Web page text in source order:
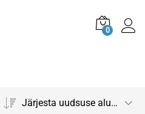
0
Järjesta uudsuse alusel